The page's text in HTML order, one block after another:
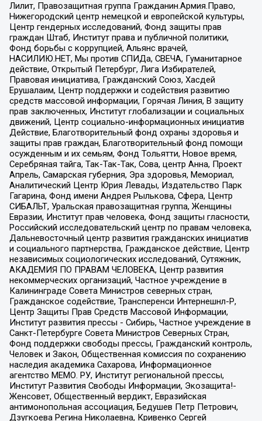
Лилит, Правозащитная группа Гражданин.Армия.Право,
Нижегородский центр немецкой и европейской культуры,
Центр гендерных исследований, Фонд защиты прав
граждан Штаб, Институт права и публичной политики,
Фонд борьбы с коррупцией, Альянс врачей,
НАСИЛИЮ.НЕТ, Мы против СПИДа, СВЕЧА, Гуманитарное
действие, Открытый Петербург, Лига Избирателей,
Правовая инициатива, Гражданский Союз, Хасдей
Ерушалаим, Центр поддержки и содействия развитию
средств массовой информации, Горячая Линия, В защиту
прав заключенных, Институт глобализации и социальных
движений, Центр социально-информационных инициатив
Действие, Благотворительный фонд охраны здоровья и
защиты прав граждан, Благотворительный фонд помощи
осужденным и их семьям, Фонд Тольятти, Новое время,
Серебряная тайга, Так-Так-Так, Сова, центр Анна, Проект
Апрель, Самарская губерния, Эра здоровья, Мемориал,
Аналитический Центр Юрия Левады, Издательство Парк
Гагарина, Фонд имени Андрея Рылькова, Сфера, Центр
СИБАЛЬТ, Уральская правозащитная группа, Женщины
Евразии, Институт прав человека, Фонд защиты гласности,
Российский исследовательский центр по правам человека,
Дальневосточный центр развития гражданских инициатив
и социального партнерства, Гражданское действие, Центр
независимых социологических исследований, Сутяжник,
АКАДЕМИЯ ПО ПРАВАМ ЧЕЛОВЕКА, Центр развития
некоммерческих организаций, Частное учреждение в
Калининграде Совета Министров северных стран,
Гражданское содействие, Трансперенси Интернешнл-Р,
Центр Защиты Прав Средств Массовой Информации,
Институт развития прессы - Сибирь, Частное учреждение в
Санкт-Петербурге Совета Министров Северных Стран,
Фонд поддержки свободы прессы, Гражданский контроль,
Человек и Закон, Общественная комиссия по сохранению
наследия академика Сахарова, Информационное
агентство МЕМО. РУ, Институт региональной прессы,
Институт Развития Свободы Информации, Экозащита!-
Женсовет, Общественный вердикт, Евразийская
антимонопольная ассоциация, Бедушев Петр Петрович,
Дзугкоева Регина Николаевна, Кривенко Сергей